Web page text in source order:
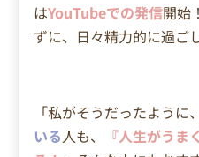
はYouTubeでの発信開始
ずに、日々精力的に過ご
「私がそうだったように、
いる人も、
『人生がう